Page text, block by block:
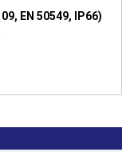
EN 50549, IP66)